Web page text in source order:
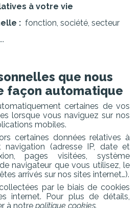
à votre vie
: fonction, société, secteur
que nous
façon automatique
certaines de vos
lorsque vous naviguez sur nos
mobiles.
certaines données relatives à
(adresse IP, date et
pages visitées,
système
de navigateur que vous utilisez, le
arrivés sur nos sites internet…).
par le biais de cookies
internet. Pour plus de détails,
à notrepolitique cookies.